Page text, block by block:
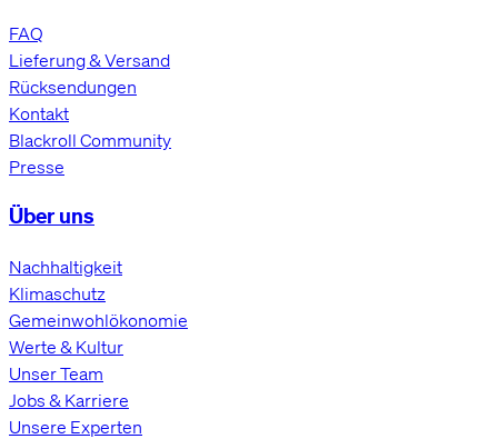
FAQ
Lieferung & Versand
Rücksendungen
Kontakt
Blackroll Community
Presse
Über uns
Nachhaltigkeit
Klimaschutz
Gemeinwohlökonomie
Werte & Kultur
Unser Team
Jobs & Karriere
Unsere Experten